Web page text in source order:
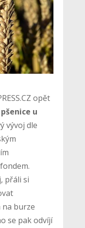
opět
u
vývoj dle
přáli si
burze
se pak odvíjí